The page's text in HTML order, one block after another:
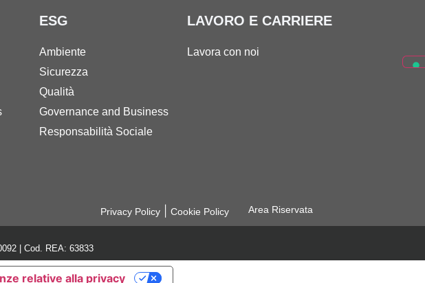
ESG
Ambiente
Sicurezza
Qualità
Governance and Business
Responsabilità Sociale
LAVORO E CARRIERE
Lavora con noi
Privacy Policy |Cookie Policy Area Riservata
| Cod. REA: 63833
relative alla privacy